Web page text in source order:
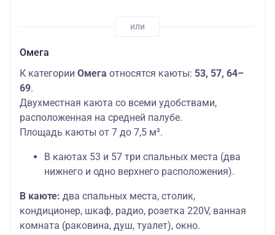
Омега
К категории Омега относятся каюты: 53, 57, 64–
69.
Двухместная каюта со всеми удобствами,
расположенная на средней палубе.
Площадь каюты от 7 до 7,5 м².
В каютах 53 и 57 три спальных места (два
нижнего и одно верхнего расположения).
В каюте: два спальных места, столик,
кондиционер, шкаф, радио, розетка 220V, ванная
комната (раковина, душ, туалет), окно.